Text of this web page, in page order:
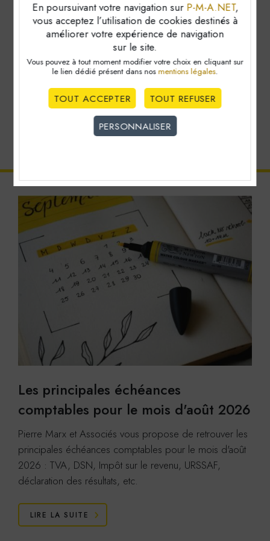
Tous les barèmes et
chiffres clés 2026
Les principales échéances
comptables pour le mois d'août 2026
Pierre Marx et Associés vous propose de retrouver les
principales échéances comptables pour le mois d'août
2026 : TVA, DSN, Impôt sur le revenu, URSSAF,
déclaration des résultats, etc.
LIRE LA SUITE
En poursuivant votre navigation sur P-M-A.NET,
vous acceptez l’utilisation de cookies destinés à
améliorer votre expérience de navigation
sur le site.
Vous pouvez à tout moment modifier votre choix en cliquant sur
le lien dédié présent dans nos mentions légales.
TOUT ACCEPTER TOUT REFUSER
PERSONNALISER
Ces cookies sont nécéssaires au bon fonctionnement du
ne récoltent et ne transmettent aucunes données
personnelles sensibles.
Réseaux sociaux
Boutons de partage sociaux
Cookies générés par les réseaux sociaux lors de
l'ouverture du popup de partage.
En savoir plus sur les règles et politique d'utilisation
de Facebook
ACCEPTER
Youtube
Cookies générés par Youtube lorsque l'on visionne les
En savoir plus
ACCEPTER
Cookies générés par Viméo lorsque l'on visionne les
vidéos directement sur le site p-m-a.net.
En savoir plus
Statistiques
Google Analytics
VALIDER LA SÉLECTION PERSONNALISÉE